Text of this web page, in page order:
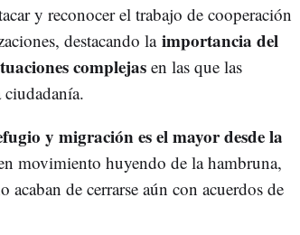
y reconocer el trabajo de cooperación
destacando laimportancia del
complejas en las que las
y migración es el mayor desde la
movimiento huyendo de la hambruna,
de cerrarse aún con acuerdos de